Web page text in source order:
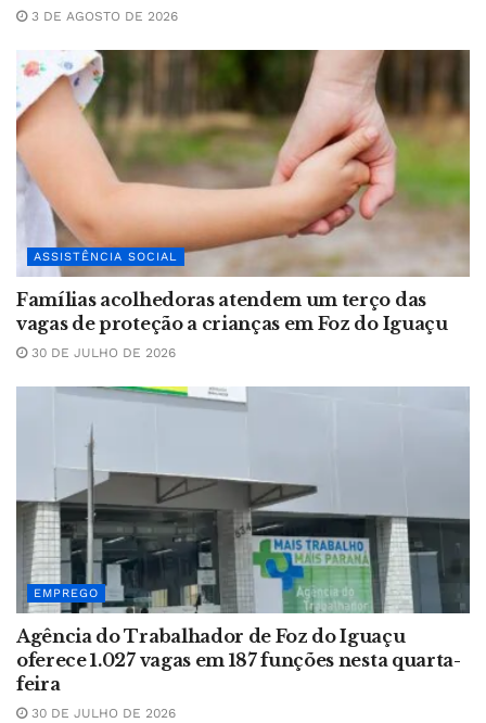
3 DE AGOSTO DE 2026
ASSISTÊNCIA SOCIAL
Famílias acolhedoras atendem um terço das
vagas de proteção a crianças em Foz do Iguaçu
30 DE JULHO DE 2026
EMPREGO
Agência do Trabalhador de Foz do Iguaçu
oferece 1.027 vagas em 187 funções nesta quarta-
feira
30 DE JULHO DE 2026